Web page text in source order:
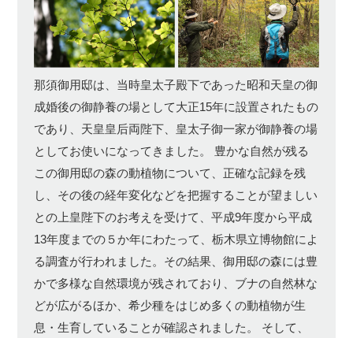
那須御用邸は、当時皇太子殿下であった昭和天皇の御
成婚後の御静養の場として大正15年に設置されたもの
であり、天皇皇后両陛下、皇太子御一家が御静養の場
としてお使いになってきました。 豊かな自然が残る
この御用邸の森の動植物について、正確な記録を残
し、その後の経年変化などを把握することが望ましい
との上皇陛下のお考えを受けて、平成9年度から平成
13年度までの５か年にわたって、栃木県立博物館によ
る調査が行われました。その結果、御用邸の森には豊
かで多様な自然環境が残されており、ブナの自然林な
どが広がるほか、希少種をはじめ多くの動植物が生
息・生育していることが確認されました。
そして、